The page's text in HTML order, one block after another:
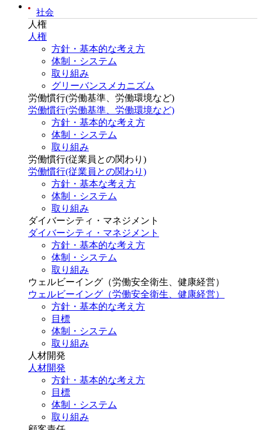
社会
人権
人権
方針・基本的な考え方
体制・システム
取り組み
グリーバンスメカニズム
労働慣行(労働基準、労働環境など)
労働慣行(労働基準、労働環境など)
方針・基本的な考え方
体制・システム
取り組み
労働慣行(従業員との関わり)
労働慣行(従業員との関わり)
方針・基本な考え方
体制・システム
取り組み
ダイバーシティ・マネジメント
ダイバーシティ・マネジメント
方針・基本的な考え方
体制・システム
取り組み
ウェルビーイング（労働安全衛生、健康経営）
ウェルビーイング（労働安全衛生、健康経営）
方針・基本的な考え方
目標
体制・システム
取り組み
人材開発
人材開発
方針・基本的な考え方
目標
体制・システム
取り組み